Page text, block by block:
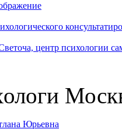
центр психологии
Юрьевна